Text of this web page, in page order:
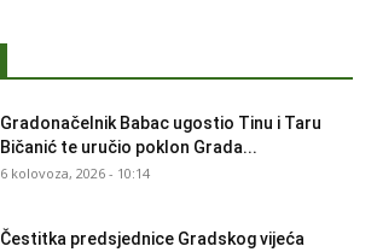
Gradonačelnik Babac ugostio Tinu i Taru
Bičanić te uručio poklon Grada...
6 kolovoza, 2026 - 10:14
Čestitka predsjednice Gradskog vijeća